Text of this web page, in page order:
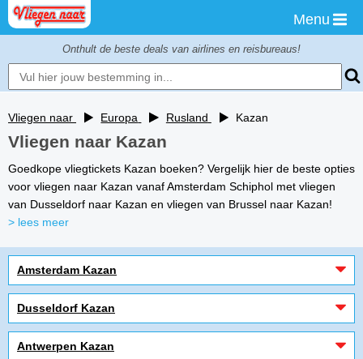
Menu
Onthult de beste deals van airlines en reisbureaus!
Vliegen naar Europa Rusland Kazan
Vliegen naar Kazan
Goedkope vliegtickets Kazan boeken? Vergelijk hier de beste opties
voor vliegen naar Kazan vanaf Amsterdam Schiphol met vliegen
van Dusseldorf naar Kazan en vliegen van Brussel naar Kazan!
> lees meer
Amsterdam Kazan
Dusseldorf Kazan
Antwerpen Kazan